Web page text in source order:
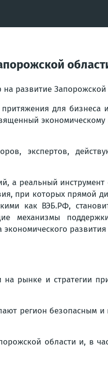
развитие Запорожской
для бизнеса
экономическому
экспертов,
а реальный
при которых прямой
как ВЭБ.РФ,
механизмы
рынке и стратегии
регион безопасным
области и, в